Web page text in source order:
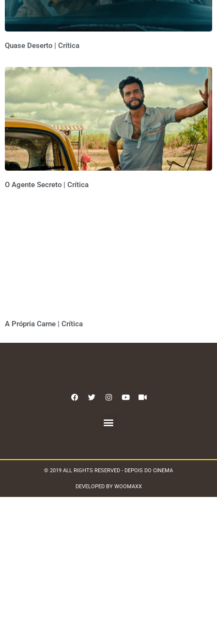
Quase Deserto | Crítica
O Agente Secreto | Crítica
A Própria Carne | Crítica
© 2019 ALL RIGHTS RESERVED - DEPOIS DO CINEMA
DEVELOPED BY WOOMAXX